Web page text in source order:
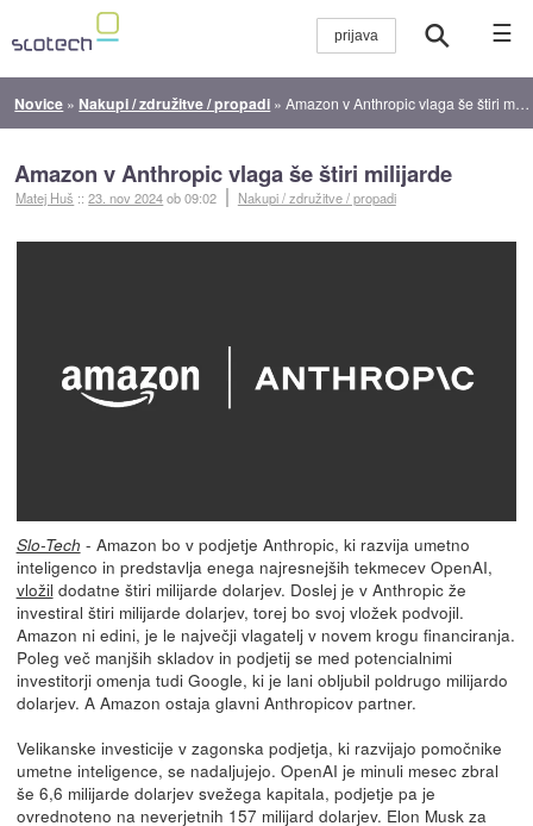
☰
Novice » Nakupi / združitve / propadi »Amazon v Anthropic vlaga še štiri milijarde
Amazon v Anthropic vlaga še štiri milijarde
Matej Huš ::23. nov 2024ob 09:02 Nakupi / združitve / propadi
Slo-Tech - Amazon bo v podjetje Anthropic, ki razvija umetno
inteligenco in predstavlja enega najresnejših tekmecev OpenAI,
vložil dodatne štiri milijarde dolarjev. Doslej je v Anthropic že
investiral štiri milijarde dolarjev, torej bo svoj vložek podvojil.
Amazon ni edini, je le največji vlagatelj v novem krogu financiranja.
Poleg več manjših skladov in podjetij se med potencialnimi
investitorji omenja tudi Google, ki je lani obljubil poldrugo milijardo
dolarjev. A Amazon ostaja glavni Anthropicov partner.
Velikanske investicije v zagonska podjetja, ki razvijajo pomočnike
umetne inteligence, se nadaljujejo. OpenAI je minuli mesec zbral
še 6,6 milijarde dolarjev svežega kapitala, podjetje pa je
ovrednoteno na neverjetnih 157 milijard dolarjev. Elon Musk za